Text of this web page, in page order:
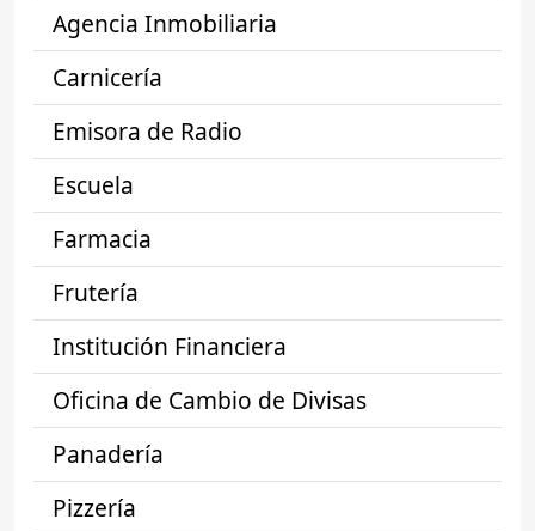
Agencia Inmobiliaria
Carnicería
Emisora de Radio
Escuela
Farmacia
Frutería
Institución Financiera
Oficina de Cambio de Divisas
Panadería
Pizzería